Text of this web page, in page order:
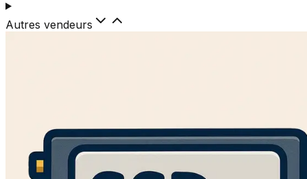
Autres vendeurs